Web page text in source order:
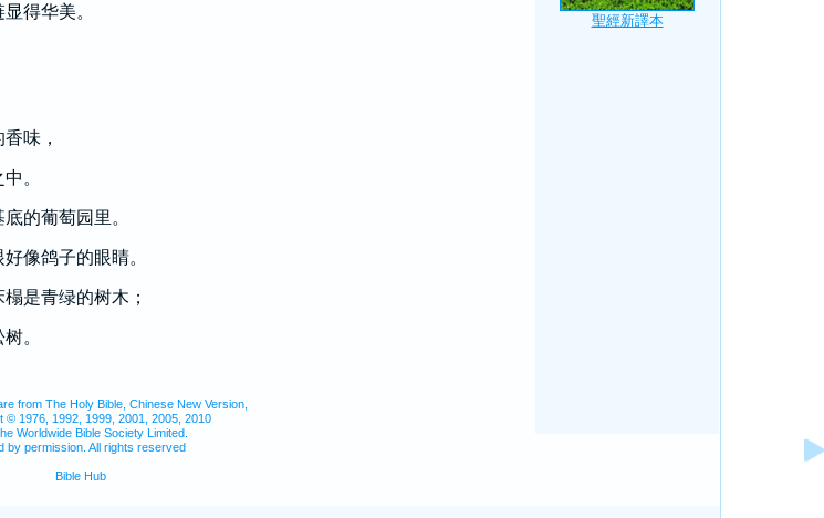
得华美。
味，
。
的葡萄园里。
像鸽子的眼睛。
是青绿的树木；
。
from The Holy Bible, Chinese New Version,
© 1976, 1992, 1999, 2001, 2005, 2010
Worldwide Bible Society Limited.
by permission. All rights reserved
Bible Hub